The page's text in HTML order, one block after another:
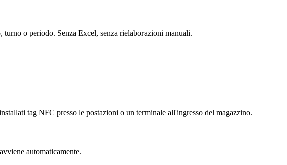
o periodo. Senza Excel, senza rielaborazioni manuali.
tag NFC presso le postazioni o un terminale all'ingresso del magazzino.
automaticamente.